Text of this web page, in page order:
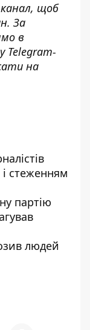
, щоб
За
в
Telegram-
на
стеженням
партію
людей